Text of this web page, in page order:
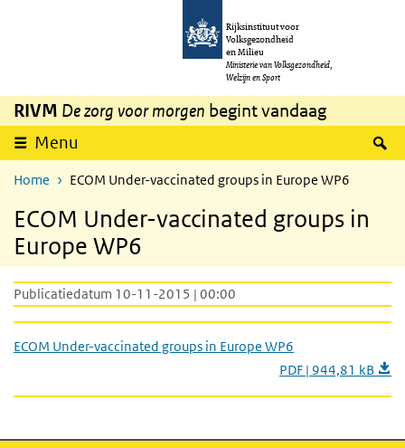
Overslaan en naar de inhoud gaan
Rijksinstituut voor
Volksgezondheid
en Milieu
Ministerie van Volksgezondheid,
Welzijn en Sport
RIVM De zorg voor morgen begint vandaag
Menu
Home ECOM Under-vaccinated groups in Europe WP6
ECOM Under-vaccinated groups in
Europe WP6
Publicatiedatum 10-11-2015 | 00:00
ECOM Under-vaccinated groups in Europe WP6
PDF | 944,81 kB